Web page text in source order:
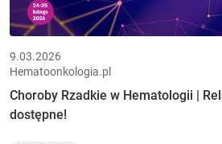
9.03.2026
Hematoonkologia.pl
Choroby Rzadkie w Hematologii |
dostępne!